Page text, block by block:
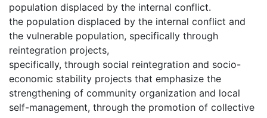
population displaced by the internal conflict.
the population displaced by the internal conflict and
the vulnerable population, specifically through
reintegration projects,
specifically, through social reintegration and socio-
economic stability projects that emphasize the
strengthening of community organization and local
self-management, through the promotion of collective